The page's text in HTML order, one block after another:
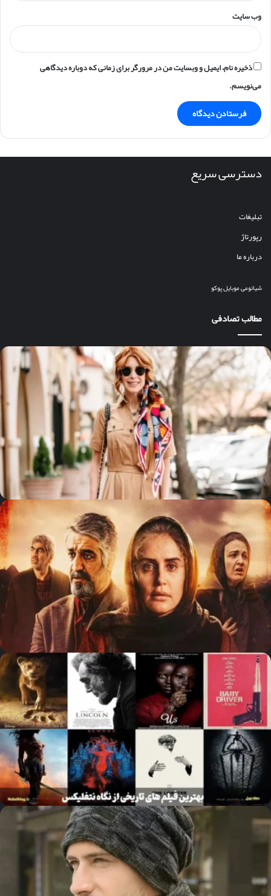
وب‌ سایت
ذخیره نام، ایمیل و وبسایت من در مرورگر برای زمانی که دوباره دیدگاهی
می‌نویسم.
دسترسی سریع
تبلیغات
رپورتاژ
درباره ما
شیائومیموبایلپوکو
مطالب تصادفی